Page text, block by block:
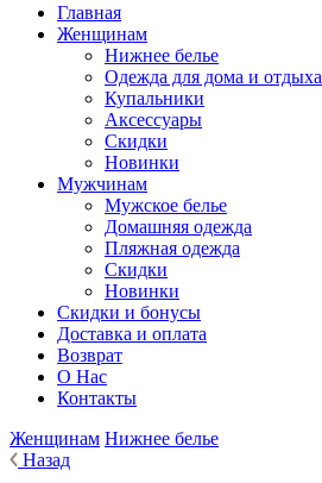
Главная
Женщинам
Нижнее белье
Одежда для дома и отдыха
Купальники
Аксессуары
Скидки
Новинки
Мужчинам
Мужское белье
Домашняя одежда
Пляжная одежда
Скидки
Новинки
Cкидки и бонусы
Доставка и оплата
Возврат
О Нас
Контакты
Женщинам Нижнее белье
Назад